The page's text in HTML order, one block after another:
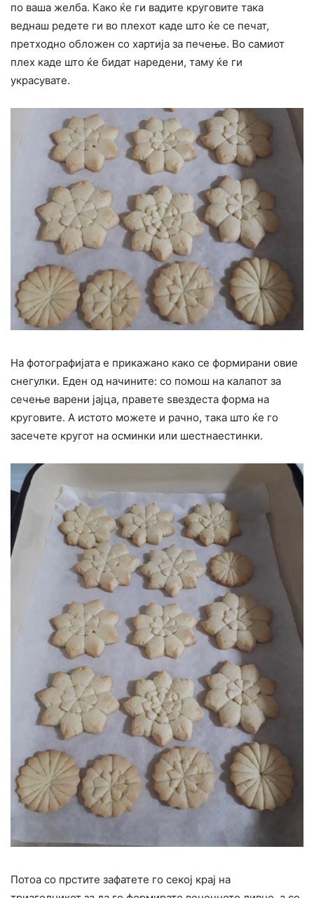
по ваша желба. Како ќе ги вадите круговите така
веднаш редете ги во плехот каде што ќе се печат,
претходно обложен со хартија за печење. Во самиот
плех каде што ќе бидат наредени, таму ќе ги
украсувате.
На фотографијата е прикажано како се формирани овие
снегулки. Еден од начините: со помош на калапот за
сечење варени јајца, правете ѕвездеста форма на
круговите. А истото можете и рачно, така што ќе го
засечете кругот на осминки или шестнаестинки.
Потоа со прстите зафатете го секој крај на